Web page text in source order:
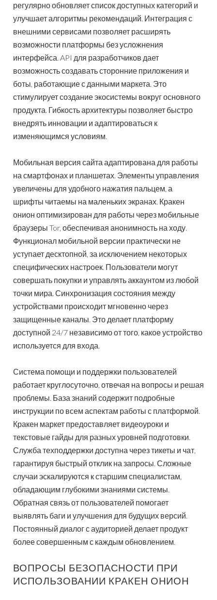
регулярно обновляет список доступных категорий и
улучшает алгоритмы рекомендаций. Интеграция с
внешними сервисами позволяет расширять
возможности платформы без усложнения
интерфейса. API для разработчиков дает
возможность создавать сторонние приложения и
боты, работающие с данными маркета. Это
стимулирует создание экосистемы вокруг основного
продукта. Гибкость архитектуры позволяет быстро
внедрять инновации и адаптироваться к
изменяющимся условиям.
Мобильная версия сайта адаптирована для работы
на смартфонах и планшетах. Элементы управления
увеличены для удобного нажатия пальцем, а
шрифты читаемы на маленьких экранах. Кракен
онион оптимизирован для работы через мобильные
браузеры Tor, обеспечивая анонимность на ходу.
Функционал мобильной версии практически не
уступает десктопной, за исключением некоторых
специфических настроек. Пользователи могут
совершать покупки и управлять аккаунтом из любой
точки мира. Синхронизация состояния между
устройствами происходит мгновенно через
защищенные каналы. Это делает платформу
доступной 24/7 независимо от того, какое устройство
используется для входа.
Система помощи и поддержки пользователей
работает круглосуточно, отвечая на вопросы и решая
проблемы. База знаний содержит подробные
инструкции по всем аспектам работы с платформой.
Кракен маркет предоставляет видеоуроки и
текстовые гайды для разных уровней подготовки.
Служба техподдержки доступна через тикеты и чат,
гарантируя быстрый отклик на запросы. Сложные
случаи эскалируются к старшим специалистам,
обладающим глубокими знаниями системы.
Обратная связь от пользователей помогает
выявлять баги и улучшения для будущих версий.
Постоянный диалог с аудиторией делает продукт
более совершенным с каждым обновлением.
ВОПРОСЫ БЕЗОПАСНОСТИ ПРИ
ИСПОЛЬЗОВАНИИ КРАКЕН ОНИОН